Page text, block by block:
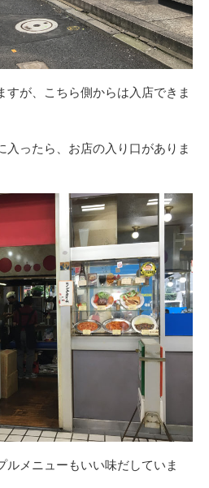
すが、こちら側からは入店できま
入ったら、お店の入り口がありま
ルメニューもいい味だしていま